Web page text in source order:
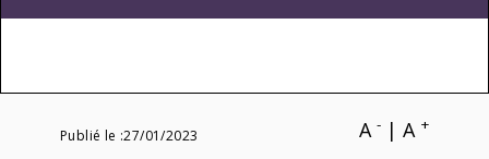
Publié le :27/01/2023 A - | A +